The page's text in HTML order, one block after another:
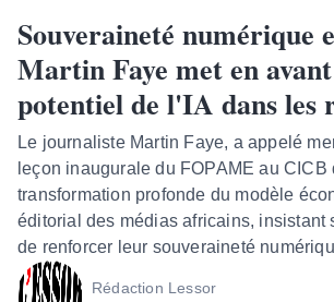
Souveraineté numérique
Martin Faye met en
potentiel de l'IA dans les
Le journaliste Martin Faye, a appelé
leçon inaugurale du FOPAME au
transformation profonde du modèle
éditorial des médias africains, insistant
de renforcer leur souveraineté
Rédaction Lessor